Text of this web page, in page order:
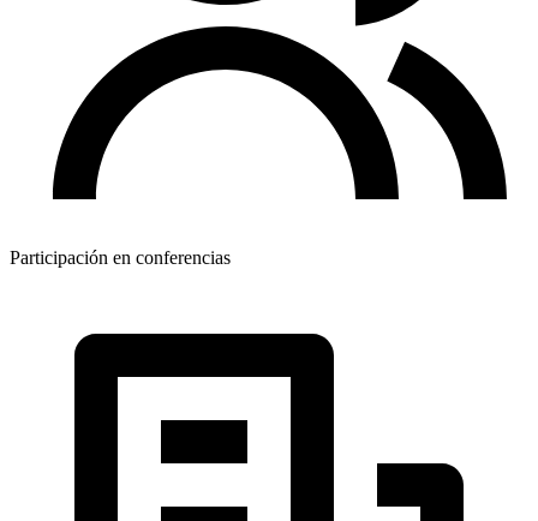
Participación en conferencias